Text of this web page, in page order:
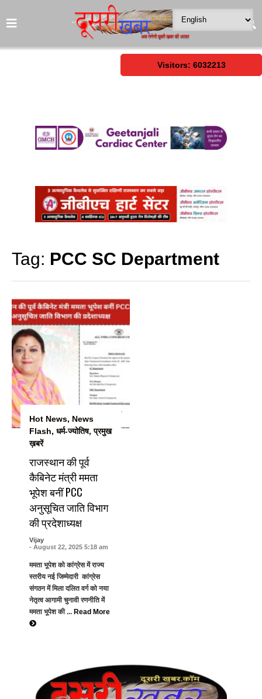
Visitors: 6032213
Tag: PCC SC Department
Hot News, News
Flash, धर्म-ज्योतिष,प्रमुख
ख़बरें
राजस्थान की पूर्व
कैबिनेट मंत्री ममता
भूपेश बनीं PCC
अनुसूचित जाति विभाग
की प्रदेशाध्यक्ष
Vijay
- August 22, 2025 5:18 am
ममता भूपेश को कांग्रेस में राज्य
स्तरीय नई जिम्मेदारी कांग्रेस
संगठन में मिला दलित वर्ग को नया
नेतृत्व आगामी चुनावी रणनीति में
ममता भूपेश की ... Read More